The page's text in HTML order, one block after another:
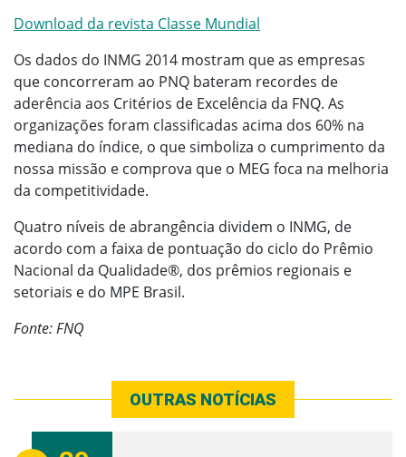
Download da revista Classe Mundial
Os dados do INMG 2014 mostram que as empresas
que concorreram ao PNQ bateram recordes de
aderência aos Critérios de Excelência da FNQ. As
organizações foram classificadas acima dos 60% na
mediana do índice, o que simboliza o cumprimento da
nossa missão e comprova que o MEG foca na melhoria
da competitividade.
Quatro níveis de abrangência dividem o INMG, de
acordo com a faixa de pontuação do ciclo do Prêmio
Nacional da Qualidade®, dos prêmios regionais e
setoriais e do MPE Brasil.
Fonte: FNQ
OUTRAS NOTÍCIAS